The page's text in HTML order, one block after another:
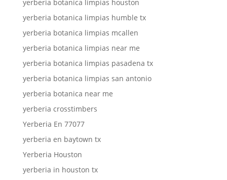
yerberia botanica limpias houston
yerberia botanica limpias humble tx
yerberia botanica limpias mcallen
yerberia botanica limpias near me
yerberia botanica limpias pasadena tx
yerberia botanica limpias san antonio
yerberia botanica near me
yerberia crosstimbers
Yerberia En 77077
yerberia en baytown tx
Yerberia Houston
yerberia in houston tx